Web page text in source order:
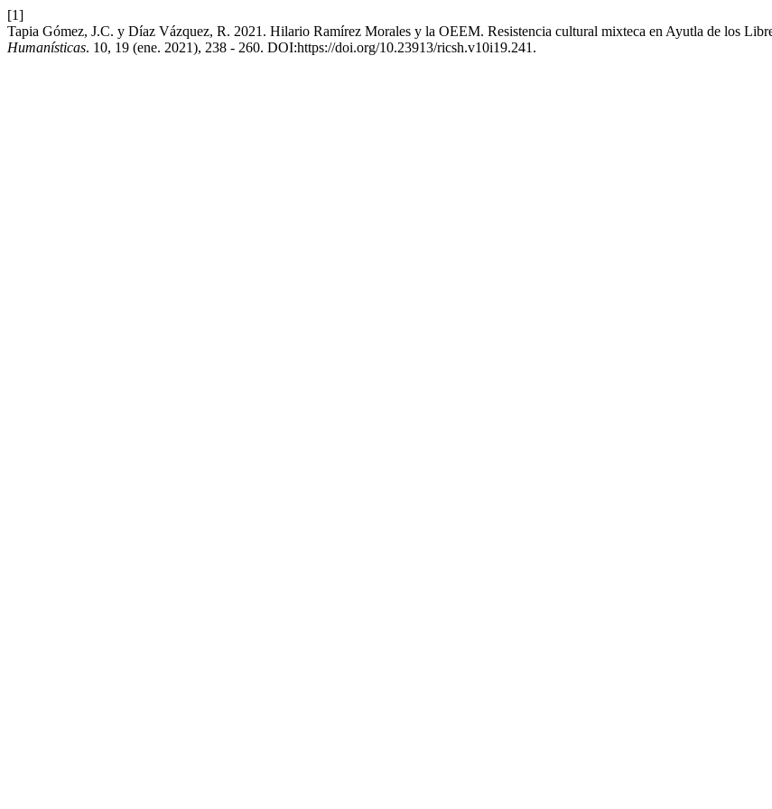
[1]
Tapia Gómez, J.C. y Díaz Vázquez, R. 2021. Hilario Ramírez Morales y la OEEM. Resistencia cultural mixteca en Ayutla de los
Humanísticas. 10, 19 (ene. 2021), 238 - 260. DOI:https://doi.org/10.23913/ricsh.v10i19.241.